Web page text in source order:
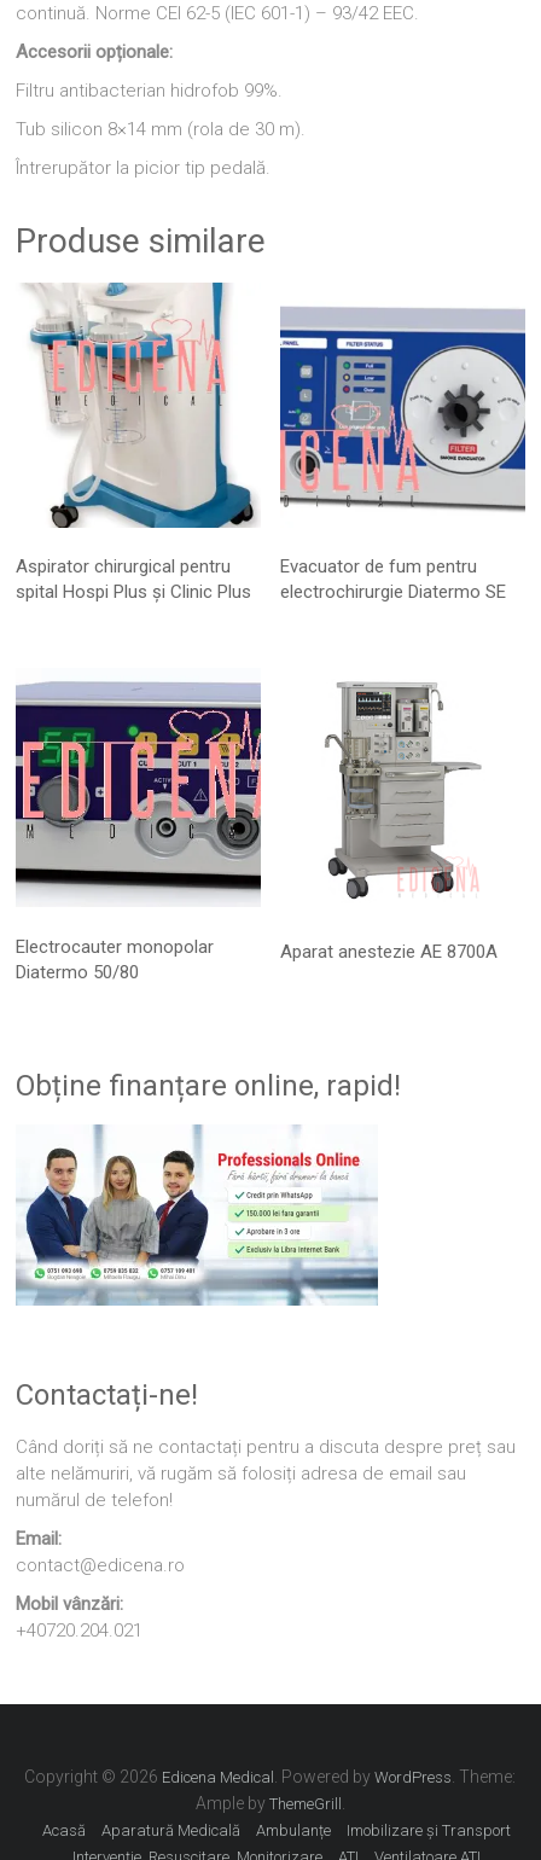
continuă. Norme CEI 62-5 (IEC 601-1) – 93/42 EEC.
Accesorii opționale:
Filtru antibacterian hidrofob 99%.
Tub silicon 8×14 mm (rola de 30 m).
Întrerupător la picior tip pedală.
Produse similare
Aspirator chirurgical pentru
spital Hospi Plus și Clinic Plus
Evacuator de fum pentru
electrochirurgie Diatermo SE
Electrocauter monopolar
Diatermo 50/80
Aparat anestezie AE 8700A
Obține finanțare online, rapid!
Contactați-ne!
Când doriți să ne contactați pentru a discuta despre preț sau
alte nelămuriri, vă rugăm să folosiți adresa de email sau
numărul de telefon!
Email:
contact@edicena.ro
Mobil vânzări:
+40720.204.021
Copyright © 2026 Edicena Medical . Powered byWordPress. Theme:
Ample by ThemeGrill .
Acasă Aparatură Medicală Ambulanțe
Imobilizare și Transport